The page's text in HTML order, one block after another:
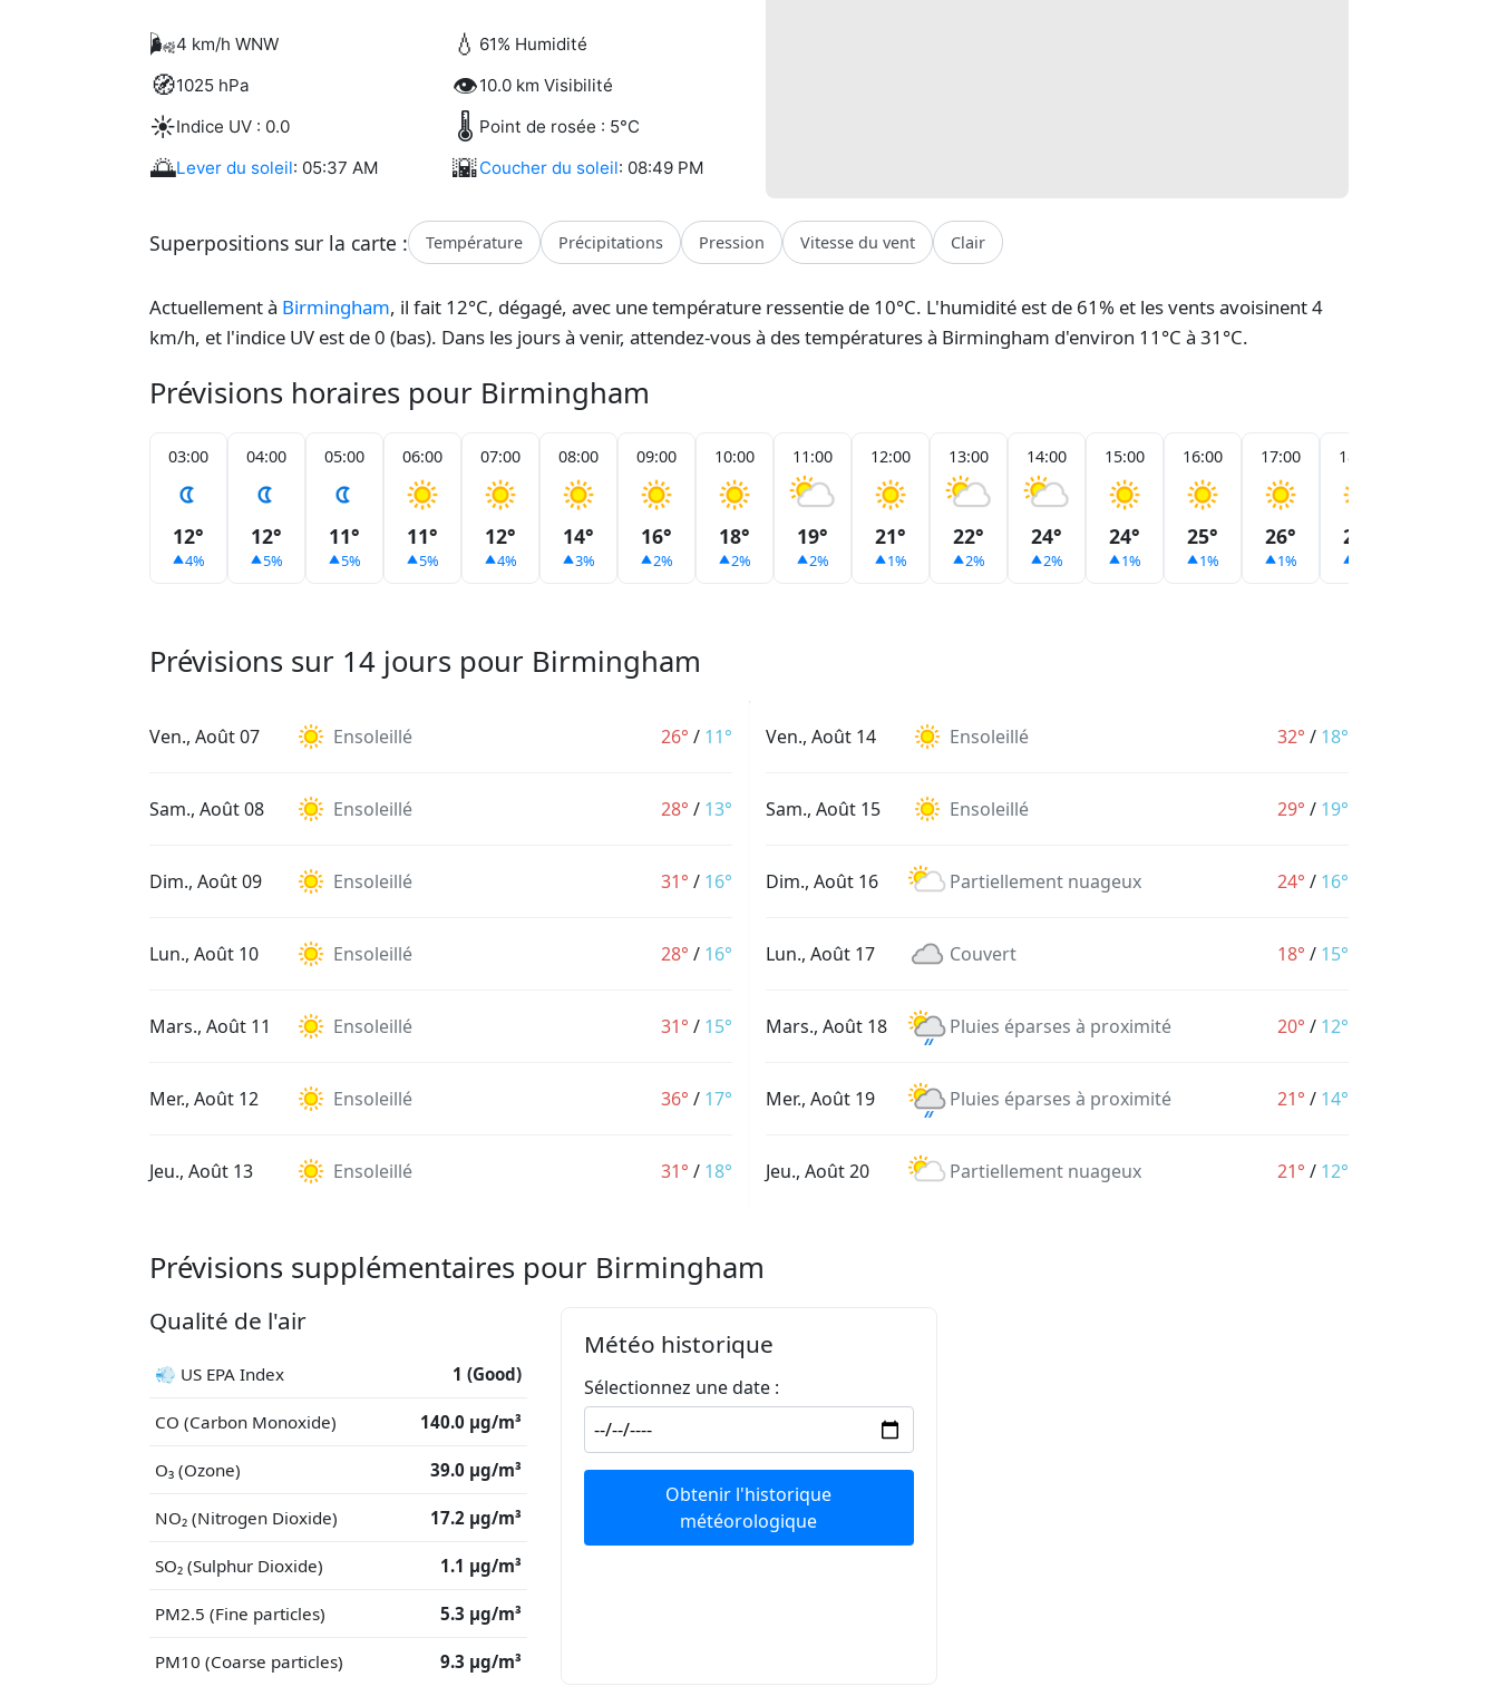
🌬️4 km/h WNW 💧 61% Humidité
🧭1025 hPa 👁️10.0 km Visibilité
☀️Indice UV : 0.0 🌡️ Point de rosée : 5°C
🌅Lever du soleil: 05:37 AM 🌇Coucher du soleil: 08:49 PM
Superpositions sur la carte : Température Précipitations Pression Vitesse du vent Clair
Actuellement à Birmingham, il fait 12°C, dégagé, avec une température ressentie de 10°C. L'humidité est de 61% et les vents avoisinent 4
km/h, et l'indice UV est de 0 (bas). Dans les jours à venir, attendez-vous à des températures à Birmingham d'environ 11°C à 31°C.
Prévisions horaires pour Birmingham
03:00
12°
4%
04:00
12°
5%
05:00
11°
5%
06:00
11°
5%
07:00
12°
4%
08:00
14°
3%
09:00
16°
2%
10:00
18°
2%
11:00
19°
2%
12:00
21°
1%
13:00
22°
2%
14:00
24°
2%
15:00
24°
1%
16:00
25°
1%
17:00
26°
1%
18:00
25°
Prévisions sur 14 jours pour Birmingham
Ven., Août 07 Ensoleillé 26° / 11°
Sam., Août 08 Ensoleillé 28° / 13°
Dim., Août 09 Ensoleillé 31° / 16°
Lun., Août 10 Ensoleillé 28° / 16°
Mars., Août 11 Ensoleillé 31° / 15°
Mer., Août 12 Ensoleillé 36° / 17°
Jeu., Août 13 Ensoleillé 31° / 18°
Ven., Août 14 Ensoleillé 32° / 18°
Sam., Août 15 Ensoleillé 29° / 19°
Dim., Août 16 Partiellement nuageux 24° / 16°
Lun., Août 17 Couvert 18° / 15°
Mars., Août 18 Pluies éparses à proximité 20° / 12°
Mer., Août 19 Pluies éparses à proximité 21° / 14°
Jeu., Août 20 Partiellement nuageux 21° / 12°
Prévisions supplémentaires pour Birmingham
Qualité de l'air
💨 US EPA Index 1 (Good)
CO (Carbon Monoxide) 140.0 μg/m³
O₃ (Ozone) 39.0 μg/m³
NO₂ (Nitrogen Dioxide) 17.2 μg/m³
SO₂ (Sulphur Dioxide) 1.1 μg/m³
PM2.5 (Fine particles) 5.3 μg/m³
PM10 (Coarse particles) 9.3 μg/m³
Météo historique
Sélectionnez une date :
Obtenir l'historique
météorologique